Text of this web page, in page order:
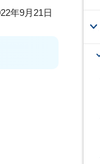
年9月21日